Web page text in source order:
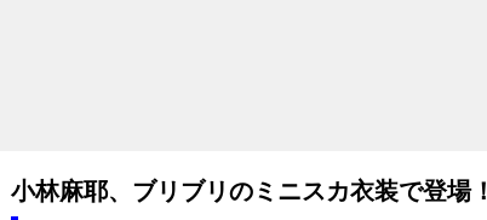
小林麻耶、ブリブリのミニスカ衣装で登場！